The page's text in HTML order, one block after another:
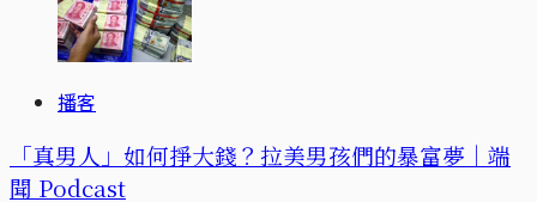
播客
「真男人」如何掙大錢？拉美男孩們的暴富夢｜端
聞 Podcast